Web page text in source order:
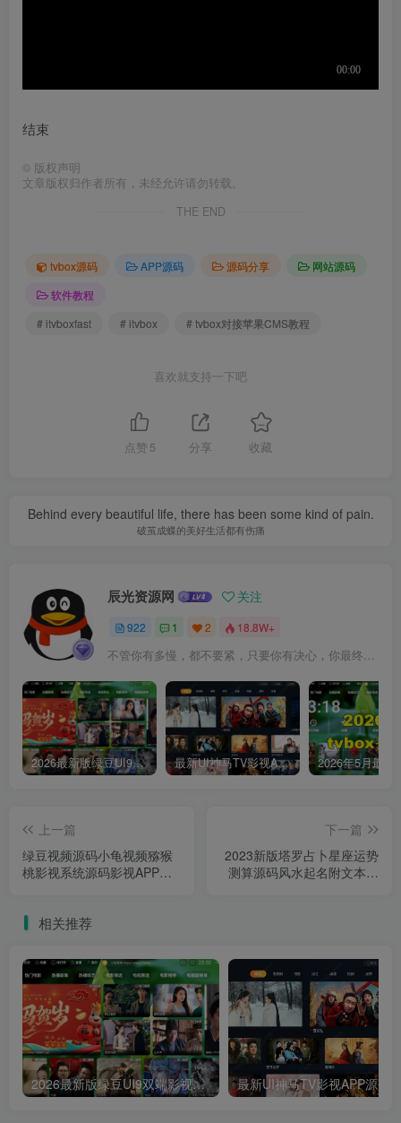
结束
© 版权声明
文章版权归作者所有，未经允许请勿转载。
THE END
tvbox源码 APP源码 源码分享
网站源码
软件教程
# itvboxfast
# itvbox # tvbox对接苹果CMS教程
喜欢就支持一下吧
点赞 5 分享 收藏
Behind every beautiful life, there has been some kind of pain.
破茧成蝶的美好生活都有伤痛
辰光资源网 关注
922 1 2 18.8W+
不管你有多慢，都不要紧，只要你有决心，你最终都会到达想去的地方
2026最新版绿豆UI9双端影视APP源码 最新UI神马TV影视APP源码 乐檬影视苹果CMS后台 包含前后端源码
上一篇
绿豆视频源码小龟视频猕猴
桃影视系统源码影视APP源
下一篇
2023新版塔罗占卜星座运势
测算源码风水起名附文本及
相关推荐
2026最新版绿豆UI9双端影视APP源码